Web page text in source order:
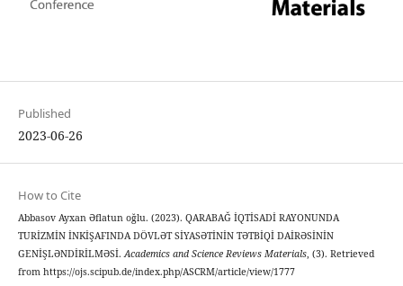
Published
2023-06-26
How to Cite
Abbasov Ayxan Əflatun oğlu. (2023). QARABAĞ İQTİSADİ RAYONUNDA
TURİZMİN İNKİŞAFINDA DÖVLƏT SİYASƏTİNİN TƏTBİQİ DAİRƏSİNİN
GENİŞLƏNDİRİLMƏSİ. Academics and Science Reviews Materials, (3). Retrieved
from https://ojs.scipub.de/index.php/ASCRM/article/view/1777